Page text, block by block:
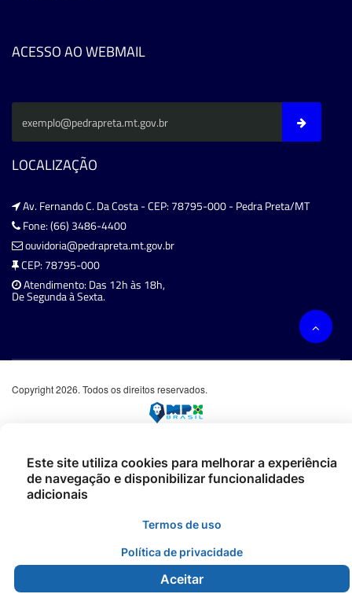
ACESSO AO WEBMAIL
LOCALIZAÇÃO
Av. Fernando C. Da Costa - CEP: 78795-000 - Pedra Preta/MT
Fone: (66) 3486-4400
ouvidoria@pedrapreta.mt.gov.br
CEP: 78795-000
Atendimento: Das 12h às 18h,
De Segunda à Sexta.
Copyright 2026. Todos os direitos reservados.
Este site utiliza cookies para melhorar a experiência
de navegação e disponibilizar funcionalidades
adicionais
Termos de uso
Política de privacidade
Aceitar